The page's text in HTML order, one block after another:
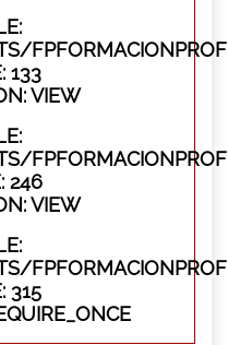
133
VIEW
246
VIEW
315